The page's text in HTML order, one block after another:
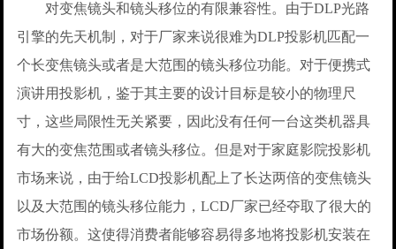
对变焦镜头和镜头移位的有限兼容性。由于DLP光路
引擎的先天机制，对于厂家来说很难为DLP投影机匹配一
个长变焦镜头或者是大范围的镜头移位功能。对于便携式
演讲用投影机，鉴于其主要的设计目标是较小的物理尺
寸，这些局限性无关紧要，因此没有任何一台这类机器具
有大的变焦范围或者镜头移位。但是对于家庭影院投影机
市场来说，由于给LCD投影机配上了长达两倍的变焦镜头
以及大范围的镜头移位能力，LCD厂家已经夺取了很大的
市场份额。这使得消费者能够容易得多地将投影机安装在